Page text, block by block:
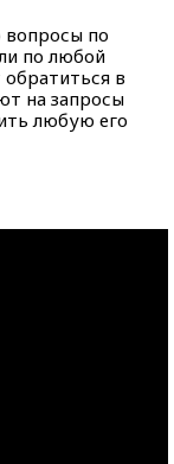
вопросы по
по любой
в
на запросы
любую его